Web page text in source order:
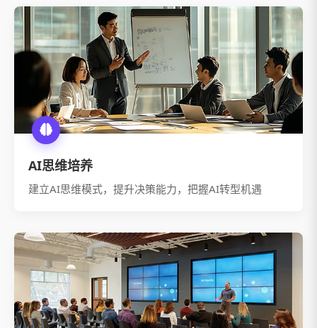
AI思维培养
建立AI思维模式，提升决策能力，把握AI转型机遇